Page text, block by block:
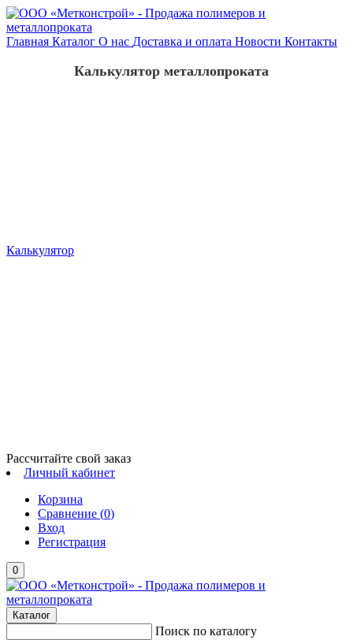
Главная Каталог О нас Доставка и оплата Новости Контакты
Калькулятор
Калькулятор металлопроката
Рассчитайте свой заказ
Личный кабинет
Корзина
Сравнение (0)
Вход
Регистрация
0
Каталог
Поиск по каталогу